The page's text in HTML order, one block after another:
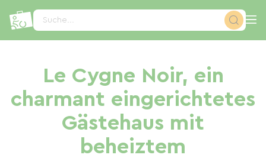
Suche...
Le Cygne Noir, ein
charmant eingerichtetes
Gästehaus mit
beheiztem
Cookie-Einstellungen